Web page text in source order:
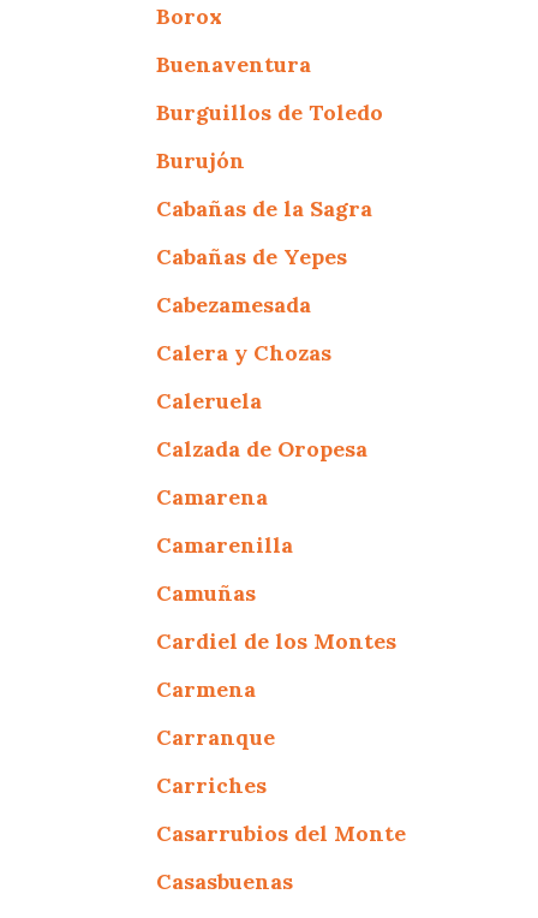
Borox
Buenaventura
Burguillos de Toledo
Burujón
Cabañas de la Sagra
Cabañas de Yepes
Cabezamesada
Calera y Chozas
Caleruela
Calzada de Oropesa
Camarena
Camarenilla
Camuñas
Cardiel de los Montes
Carmena
Carranque
Carriches
Casarrubios del Monte
Casasbuenas